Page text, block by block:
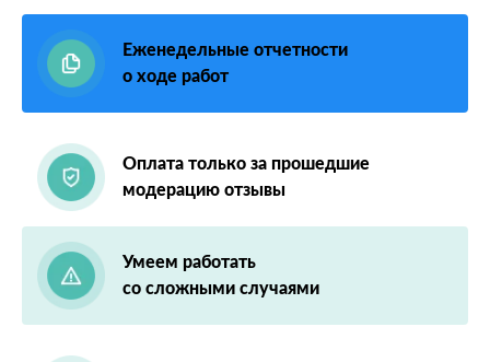
Еженедельные отчетности
о ходе работ
Оплата только за прошедшие
модерацию отзывы
Умеем работать
со сложными случаями